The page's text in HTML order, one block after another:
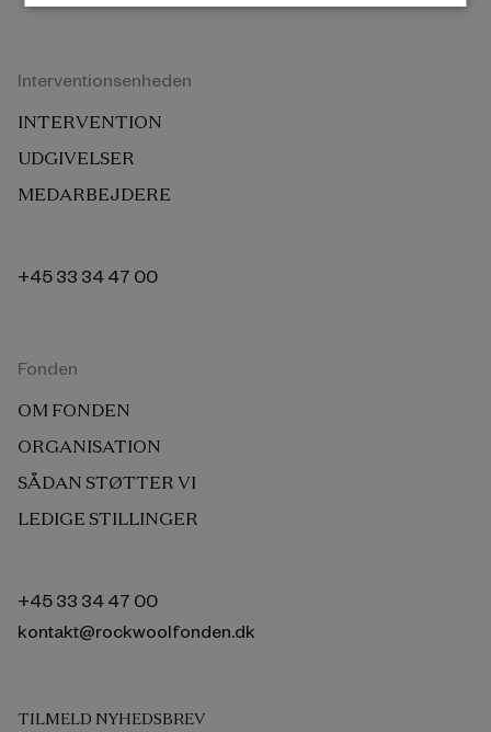
Interventionsenheden
INTERVENTION
UDGIVELSER
MEDARBEJDERE
+45 33 34 47 00
Fonden
OM FONDEN
ORGANISATION
SÅDAN STØTTER VI
LEDIGE STILLINGER
+45 33 34 47 00
kontakt@rockwoolfonden.dk
TILMELD NYHEDSBREV